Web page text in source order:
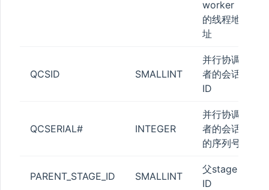
worker
的线程地
址
QCSID SMALLINT
并行协调
者的会话
ID
QCSERIAL# INTEGER
并行协调
者的会话
的序列号
PARENT_STAGE_ID SMALLINT
父stage
ID